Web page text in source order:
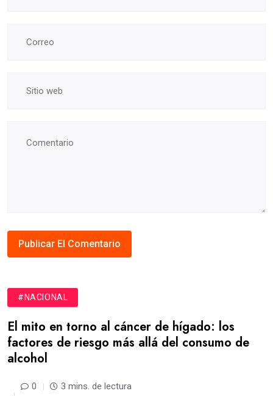
#NACIONAL
El mito en torno al cáncer de hígado: los
factores de riesgo más allá del consumo de
alcohol
0 3 mins. de lectura